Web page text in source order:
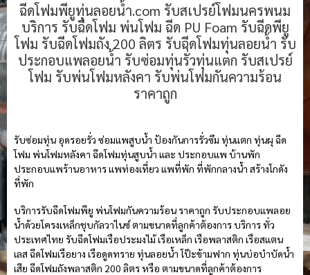
ฉีดโฟมพียูทุ่นลอยน้ำ.com รับสเปรย์โฟมนครพนม
บริการ รับฉีดโฟม พ่นโฟม ฉีด PU Foam รับฉีดพียู
โฟม รับฉีดโฟมถัง 200 ลิตร รับฉีดโฟมทุ่นลอยน้ำ รับ
ประกอบแพลอยน้ำ รับซ่อมทุ่นรั่วทุ่นแตก รับสเปรย์
โฟม รับพ่นโฟมหลังคา รับพ่นโฟมกันความร้อน
ราคาถูก
รับซ่อมทุ่น อุดรอยรั่ว ซ่อมแพสูบน้ำ ป้องกันการรั่วซึม ทุ่นแตก ทุ่นผุ ฉีด
โฟม พ่นโฟมหลังคา ฉีดโฟมทุ่นสูบน้ำ และ ประกอบแพ บ้านพัก
ประกอบแพร้านอาหาร แพท่องเที่ยว แพที่พัก ที่พักกลางน้ำ สร้างโกดัง
ที่พัก
บริการรับฉีดโฟมพียู พ่นโฟมกันความร้อน ราคาถูก รับประกอบแพลอย
น้ำด้วยโครงเหล็กชุบกัลวาไนซ์ ตามขนาดที่ลูกค้าต้องการ บริการ ทั่ว
ประเทศไทย รับฉีดโฟมเรือประมงไม้ เรือเหล็ก เรือพลาสติก เรือสแตน
เลส ฉีดโฟมเรือยาง เรือดูดทราย ทุ่นลอยน้ำ โป๊ะข้ามฟาก ทุ่นบ่อบำบัดน้ำ
เสีย ฉีดโฟมถังพลาสติก 200 ลิตร หรือ ตามขนาดที่ลูกค้าต้องการ